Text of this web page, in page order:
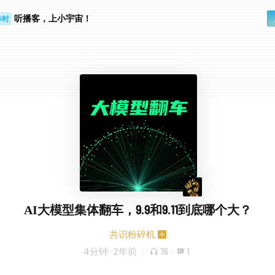
时 听播客，上小宇宙！
AI大模型集体翻车，9.9和9.11到底哪个大？
共识粉碎机
4分钟 · 2年前 76 · 1